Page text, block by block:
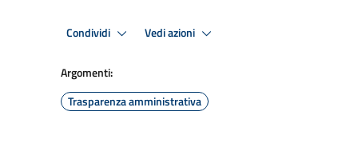
Condividi Vedi azioni
Argomenti:
Trasparenza amministrativa